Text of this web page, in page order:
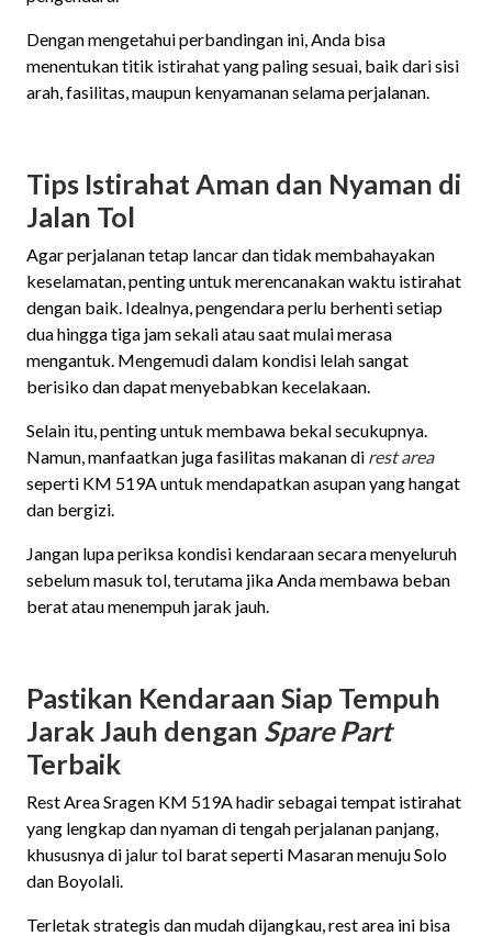
Dengan mengetahui perbandingan ini, Anda bisa
menentukan titik istirahat yang paling sesuai, baik dari sisi
arah, fasilitas, maupun kenyamanan selama perjalanan.
Tips Istirahat Aman dan Nyaman di
Jalan Tol
Agar perjalanan tetap lancar dan tidak membahayakan
keselamatan, penting untuk merencanakan waktu istirahat
dengan baik. Idealnya, pengendara perlu berhenti setiap
dua hingga tiga jam sekali atau saat mulai merasa
mengantuk. Mengemudi dalam kondisi lelah sangat
berisiko dan dapat menyebabkan kecelakaan.
Selain itu, penting untuk membawa bekal secukupnya.
Namun, manfaatkan juga fasilitas makanan di rest area
seperti KM 519A untuk mendapatkan asupan yang hangat
dan bergizi.
Jangan lupa periksa kondisi kendaraan secara menyeluruh
sebelum masuk tol, terutama jika Anda membawa beban
berat atau menempuh jarak jauh.
Pastikan Kendaraan Siap Tempuh
Jarak Jauh dengan Spare Part
Terbaik
Rest Area Sragen KM 519A hadir sebagai tempat istirahat
yang lengkap dan nyaman di tengah perjalanan panjang,
khususnya di jalur tol barat seperti Masaran menuju Solo
dan Boyolali.
Terletak strategis dan mudah dijangkau, rest area ini bisa